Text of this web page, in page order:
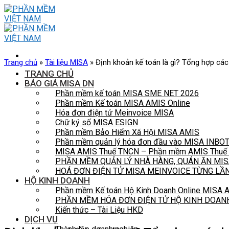
Skip
to
content
TRANG CHỦ
BÁO GIÁ MISA DN
Phần mềm kế toán MISA SME NET 2026
Phần mềm Kế toán MISA AMIS Online
Hóa đơn điện tử Meinvoice MISA
Chữ ký số MISA ESIGN
Phần mềm Bảo Hiểm Xã Hội MISA AMIS
Phần mềm quản lý hóa đơn đầu vào MISA INBOT
MISA AMIS Thuế TNCN – Phần mềm AMIS Thuế
PHẦN MỀM QUẢN LÝ NHÀ HÀNG, QUÁN ĂN
HOÁ ĐƠN ĐIỆN TỬ MISA MEINVOICE TỪNG
HỘ KINH DOANH
Phần mềm Kế toán Hộ Kinh Doanh Online MISA
PHẦN MỀM HÓA ĐƠN ĐIỆN TỬ HỘ KINH
Kiến thức – Tài Liệu HKD
DỊCH VỤ
Trang chủ » Tài liệu MISA » Định khoản kế toán là gì? Tổng hợp